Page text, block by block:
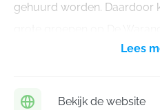
gehuurd worden. Daardoor
over de accommodatie en
aanvragen.
Lees
Bekijk de website